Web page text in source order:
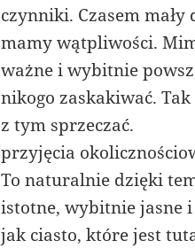
czynniki. Czasem
mamy wątpliwości.
ważne i wybitnie
nikogo zaskakiwać.
z tym sprzeczać.
przyjęcia
To naturalnie dzięki
istotne, wybitnie jasne
jak ciasto, które jest